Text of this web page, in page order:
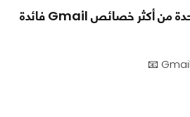
جوجل تستعد لإيقاف واحدة من أكثر خصائص Gmail فائدة